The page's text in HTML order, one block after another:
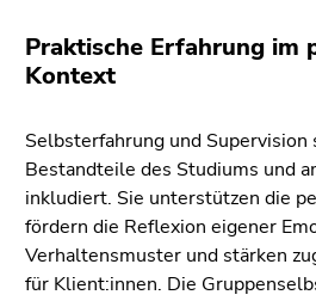
Praktische Erfahrung im
Kontext
Selbsterfahrung und
Bestandteile des Studiums und
inkludiert. Sie unterstützen die
fördern die Reflexion eigener
Verhaltensmuster und stärken
für Klient:innen. Die